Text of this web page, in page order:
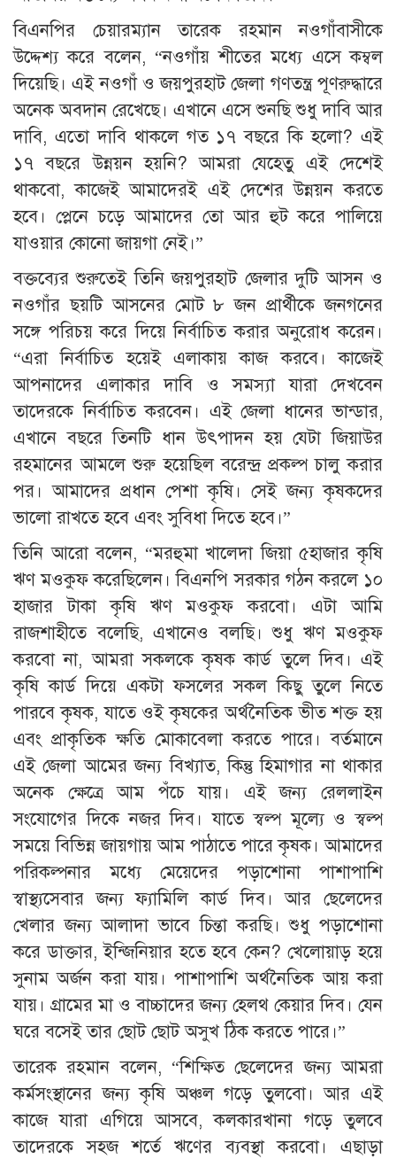
বিএনপির চেয়ারম্যান তারেক রহমান নওগাঁবাসীকে
উদ্দেশ্য করে বলেন, “নওগাঁয় শীতের মধ্যে এসে কম্বল
দিয়েছি। এই নওগাঁ ও জয়পুরহাট জেলা গণতন্ত্র পূণরুদ্ধারে
অনেক অবদান রেখেছে। এখানে এসে শুনছি শুধু দাবি আর
দাবি, এতো দাবি থাকলে গত ১৭ বছরে কি হলো? এই
১৭ বছরে উন্নয়ন হয়নি? আমরা যেহেতু এই দেশেই
থাকবো, কাজেই আমাদেরই এই দেশের উন্নয়ন করতে
হবে। প্লেনে চড়ে আমাদের তো আর হুট করে পালিয়ে
যাওয়ার কোনো জায়গা নেই।”
বক্তব্যের শুরুতেই তিনি জয়পুরহাট জেলার দুটি আসন ও
নওগাঁর ছয়টি আসনের মোট ৮ জন প্রার্থীকে জনগনের
সঙ্গে পরিচয় করে দিয়ে নির্বাচিত করার অনুরোধ করেন।
“এরা নির্বাচিত হয়েই এলাকায় কাজ করবে। কাজেই
আপনাদের এলাকার দাবি ও সমস্যা যারা দেখবেন
তাদেরকে নির্বাচিত করবেন। এই জেলা ধানের ভান্ডার,
এখানে বছরে তিনটি ধান উৎপাদন হয় যেটা জিয়াউর
রহমানের আমলে শুরু হয়েছিল বরেন্দ্র প্রকল্প চালু করার
পর। আমাদের প্রধান পেশা কৃষি। সেই জন্য কৃষকদের
ভালো রাখতে হবে এবং সুবিধা দিতে হবে।”
তিনি আরো বলেন, “মরহুমা খালেদা জিয়া ৫হাজার কৃষি
ঋণ মওকুফ করেছিলেন। বিএনপি সরকার গঠন করলে ১০
হাজার টাকা কৃষি ঋণ মওকুফ করবো। এটা আমি
রাজশাহীতে বলেছি, এখানেও বলছি। শুধু ঋণ মওকুফ
করবো না, আমরা সকলকে কৃষক কার্ড তুলে দিব। এই
কৃষি কার্ড দিয়ে একটা ফসলের সকল কিছু তুলে নিতে
পারবে কৃষক, যাতে ওই কৃষকের অর্থনৈতিক ভীত শক্ত হয়
এবং প্রাকৃতিক ক্ষতি মোকাবেলা করতে পারে। বর্তমানে
এই জেলা আমের জন্য বিখ্যাত, কিন্তু হিমাগার না থাকার
অনেক ক্ষেত্রে আম পঁচে যায়। এই জন্য রেললাইন
সংযোগের দিকে নজর দিব। যাতে স্বল্প মূল্যে ও স্বল্প
সময়ে বিভিন্ন জায়গায় আম পাঠাতে পারে কৃষক। আমাদের
পরিকল্পনার মধ্যে মেয়েদের পড়াশোনা পাশাপাশি
স্বাস্থ্যসেবার জন্য ফ্যামিলি কার্ড দিব। আর ছেলেদের
খেলার জন্য আলাদা ভাবে চিন্তা করছি। শুধু পড়াশোনা
করে ডাক্তার, ইন্জিনিয়ার হতে হবে কেন? খেলোয়াড় হয়ে
সুনাম অর্জন করা যায়। পাশাপাশি অর্থনৈতিক আয় করা
যায়। গ্রামের মা ও বাচ্চাদের জন্য হেলথ কেয়ার দিব। যেন
ঘরে বসেই তার ছোট ছোট অসুখ ঠিক করতে পারে।”
তারেক রহমান বলেন, “শিক্ষিত ছেলেদের জন্য আমরা
কর্মসংস্থানের জন্য কৃষি অঞ্চল গড়ে তুলবো। আর এই
কাজে যারা এগিয়ে আসবে, কলকারখানা গড়ে তুলবে
তাদেরকে সহজ শর্তে ঋণের ব্যবস্থা করবো। এছাড়া